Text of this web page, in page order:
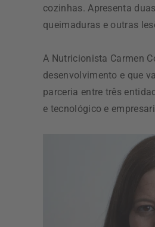
cozinhas. Apresenta
queimaduras e outras
A Nutricionista Carmen
desenvolvimento e que
parceria entre três
e tecnológico e